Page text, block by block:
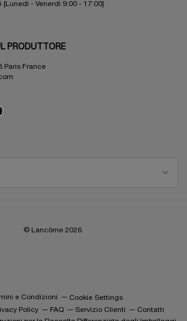
[Lunedì - Venerdì 9:00 - 17:00]
PRODUTTORE
Paris France
© Lancôme 2026
e Condizioni
Cookie Settings
Policy FAQ Servizio Clienti
Contatti